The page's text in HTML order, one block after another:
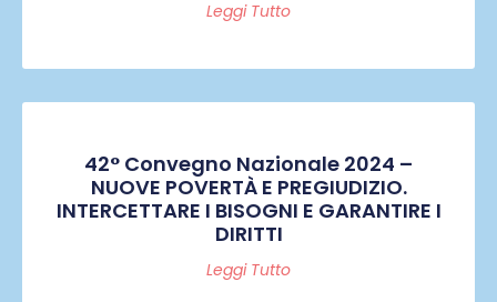
Leggi Tutto
42° Convegno Nazionale 2024 –
NUOVE POVERTÀ E PREGIUDIZIO.
INTERCETTARE I BISOGNI E GARANTIRE I
DIRITTI
Leggi Tutto